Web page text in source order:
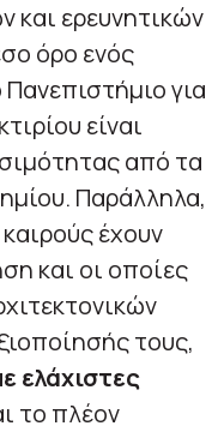
και ερευνητικών
όρο ενός
για
είναι
από τα
Παράλληλα,
έχουν
και οι οποίες
τους,
ελάχιστες
το πλέον